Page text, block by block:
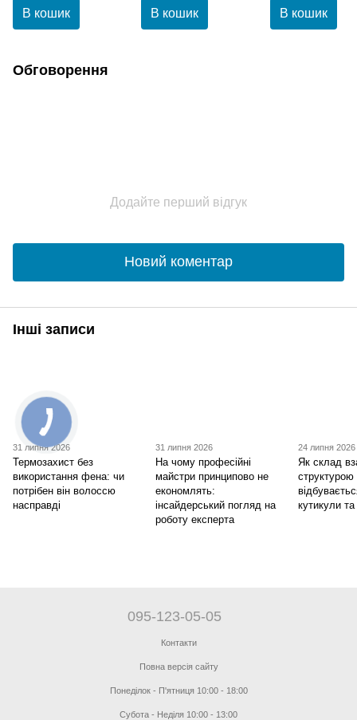
хвилястого волосся
В кошик В кошик В кошик
Обговорення
Додайте перший відгук
Новий коментар
Інші записи
31 липня 2026
Термозахист без
використання фена: чи
потрібен він волоссю
насправді
31 липня 2026
На чому професійні
майстри принципово не
економлять:
інсайдерський погляд на
роботу експерта
24 липня 2026
Як склад
кутикули
095-123-05-05
Контакти
Повна версія сайту
Понеділок - П'ятниця 10:00 - 18:00
Субота - Неділя 10:00 - 13:00